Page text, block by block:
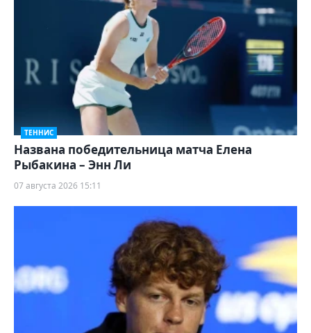
ТЕННИС
Названа победительница матча Елена
Рыбакина – Энн Ли
07 августа 2026 15:11